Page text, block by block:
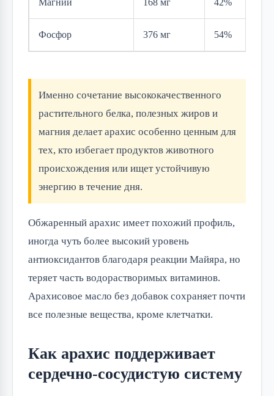
Фосфор 376 мг 54%
Именно сочетание высококачественного
растительного белка, полезных жиров и
магния делает арахис особенно ценным для
тех, кто избегает продуктов животного
происхождения или ищет устойчивую
энергию в течение дня.
Обжаренный арахис имеет похожий профиль,
иногда чуть более высокий уровень
антиоксидантов благодаря реакции Майяра, но
теряет часть водорастворимых витаминов.
Арахисовое масло без добавок сохраняет почти
все полезные вещества, кроме клетчатки.
Как арахис поддерживает
сердечно-сосудистую систему